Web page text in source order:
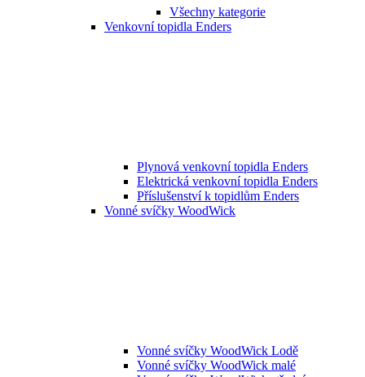
Všechny kategorie
Venkovní topidla Enders
Plynová venkovní topidla Enders
Elektrická venkovní topidla Enders
Příslušenství k topidlům Enders
Vonné svíčky WoodWick
Vonné svíčky WoodWick Lodě
Vonné svíčky WoodWick malé